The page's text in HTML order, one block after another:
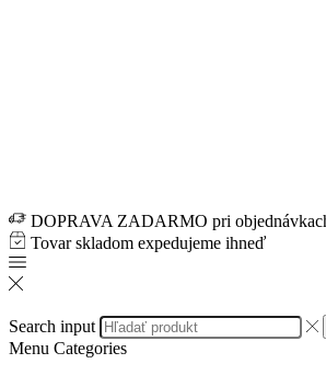
DOPRAVA ZADARMO pri
Tovar skladom expedujeme ihneď
Search input
Menu Categories